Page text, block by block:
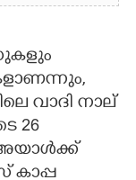
വാദി നാല്
26